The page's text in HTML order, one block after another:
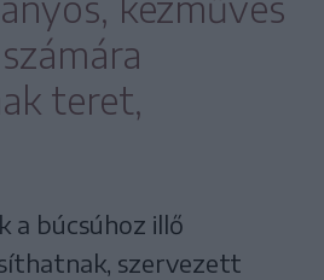
teret,
a búcsúhoz illő
szervezett